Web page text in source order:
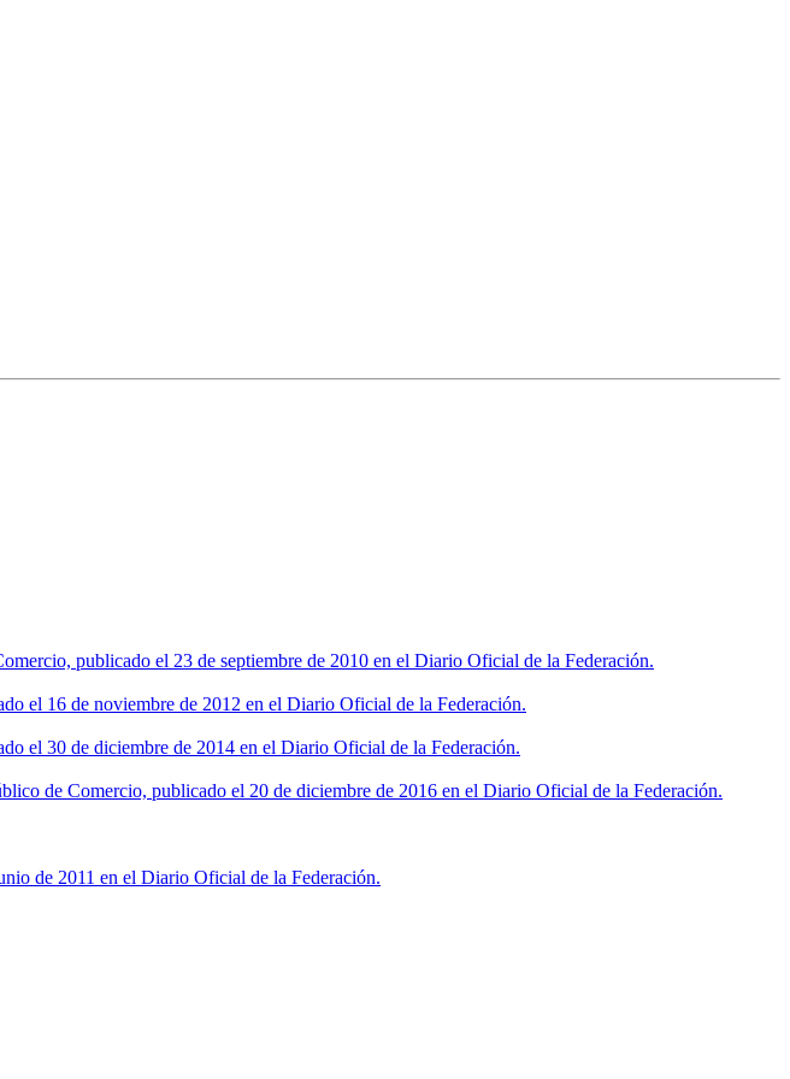
publicado el 23 de septiembre de 2010 en el Diario Oficial de la Federación.
el 16 de noviembre de 2012 en el Diario Oficial de la Federación.
el 30 de diciembre de 2014 en el Diario Oficial de la Federación.
de Comercio, publicado el 20 de diciembre de 2016 en el Diario Oficial de la Federación.
de 2011 en el Diario Oficial de la Federación.